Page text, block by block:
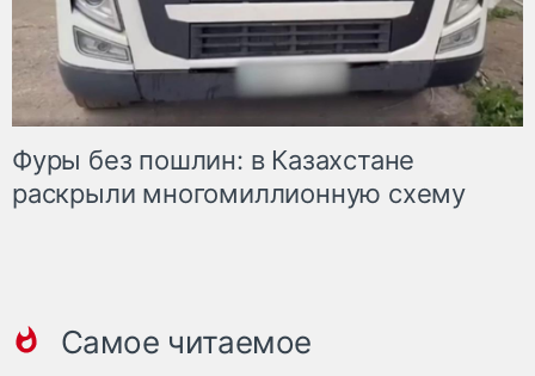
Фуры без пошлин: в Казахстане
раскрыли многомиллионную схему
Самое читаемое